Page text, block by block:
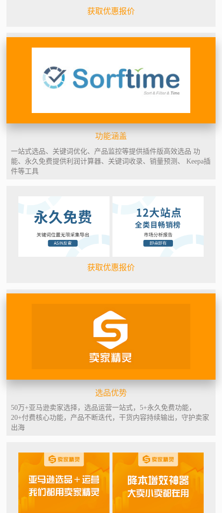
获取优惠报价
功能涵盖
一站式选品、关键词优化、产品监控等提供插件版高效选品 功
能、永久免费提供利润计算器、关键词收录、销量预测、 Keepa插
件等工具
获取优惠报价
选品优势
50万+亚马逊卖家选择，选品运营一站式，5+永久免费功能，
20+付费核心功能，产品不断迭代，干货内容持续输出，守护卖家
出海